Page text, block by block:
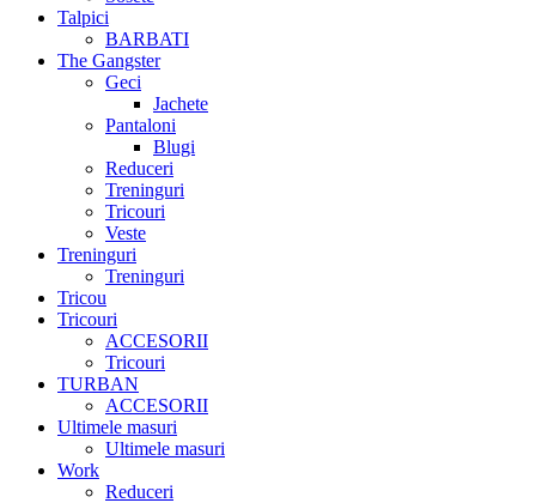
Talpici
BARBATI
The Gangster
Geci
Jachete
Pantaloni
Blugi
Reduceri
Treninguri
Tricouri
Veste
Treninguri
Treninguri
Tricou
Tricouri
ACCESORII
Tricouri
TURBAN
ACCESORII
Ultimele masuri
Ultimele masuri
Work
Reduceri